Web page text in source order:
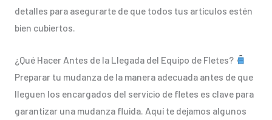
detalles para asegurarte de que todos tus artículos estén
bien cubiertos.
¿Qué Hacer Antes de la Llegada del Equipo de Fletes?
Preparar tu mudanza de la manera adecuada antes de que
lleguen los encargados del servicio de fletes es clave para
garantizar una mudanza fluida. Aquí te dejamos algunos